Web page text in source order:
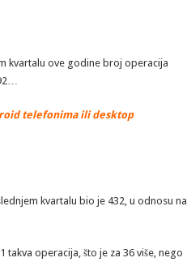
kvartalu ove godine broj operacija
telefonima ili desktop
kvartalu bio je 432, u odnosu na
takva operacija, što je za 36 više, nego